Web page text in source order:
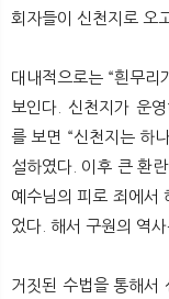
회자들이 신천지로 오
대내적으로는 “흰무리
보인다. 신천지가 운
를 보면 “신천지는 하
설하였다. 이후 큰 환
예수님의 피로 죄에서
었다. 해서 구원의 역
거짓된 수법을 통해서